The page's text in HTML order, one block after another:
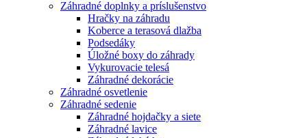
Záhradné doplnky a príslušenstvo
Hračky na záhradu
Koberce a terasová dlažba
Podsedáky
Úložné boxy do záhrady
Vykurovacie telesá
Záhradné dekorácie
Záhradné osvetlenie
Záhradné sedenie
Záhradné hojdačky a siete
Záhradné lavice